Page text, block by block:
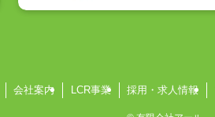
会社案内 LCR事業 採用・求人情報